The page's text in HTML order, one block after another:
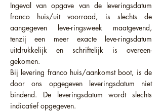
Ingeval van opgave van de leveringsdatum
franco huis/uit voorraad, is slechts de
aangegeven leve-ringsweek maatgevend,
tenzij een meer exacte leve-ringsdatum
uitdrukkelijk en schriftelijk is overeen-
gekomen.
Bij levering franco huis/aankomst boot, is de
door ons opgegeven leveringsdatum niet
bindend. De leveringsdatum wordt slechts
indicatief opgegeven.